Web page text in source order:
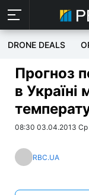
DRONE DEALS
Прогноз
в Україні
08:30 03.04.2013 Ср
RBC.UA